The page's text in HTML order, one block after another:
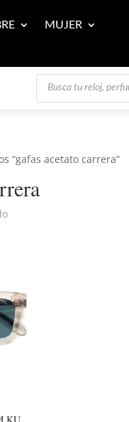
MUJER
Búsqueda
productos
“gafas acetato carrera”